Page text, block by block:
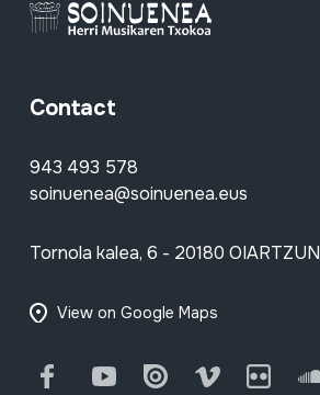
Contact
943 493 578
soinuenea@soinuenea.eus
Tornola kalea, 6 - 20180 OIARTZUN
View on Google Maps
FacebookYoutube Issuu Vimeo Flickr